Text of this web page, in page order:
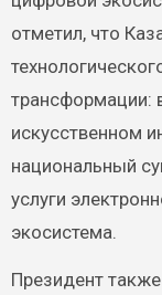
отметил, что
трансформации:
искусственном
национальный
услуги
экосистема.
Президент